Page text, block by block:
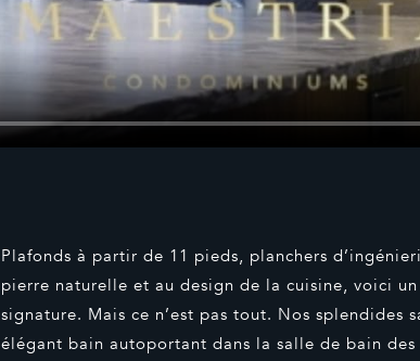
Plafonds à partir de 11 pieds, planchers
pierre naturelle et au design de la cuisine, voici
signature. Mais ce n’est pas tout. Nos splendides
élégant bain autoportant dans la salle de bain